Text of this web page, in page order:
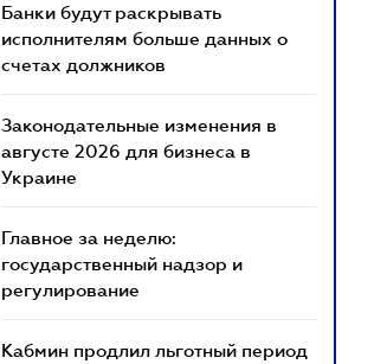
Банки будут раскрывать
исполнителям больше данных о
счетах должников
Законодательные изменения в
августе 2026 для бизнеса в
Украине
Главное за неделю:
государственный надзор и
регулирование
Кабмин продлил льготный период